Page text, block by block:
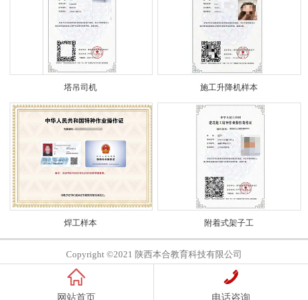
塔吊司机 施工升降机样本
焊工样本 附着式架子工
Copyright ©2021 陕西本合教育科技有限公司
网站首页 电话咨询